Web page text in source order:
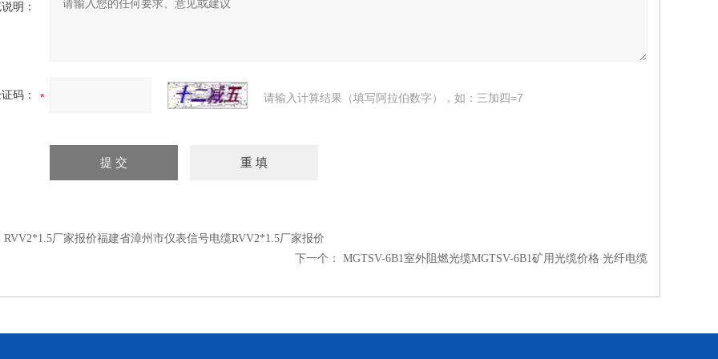
明：
码： 请输入计算结果（填写阿拉伯数字），如：三加四=7
RVV2*1.5厂家报价福建省漳州市仪表信号电缆RVV2*1.5厂家报价
下一个：
MGTSV-6B1室外阻燃光缆MGTSV-6B1矿用光缆价格 光纤电缆